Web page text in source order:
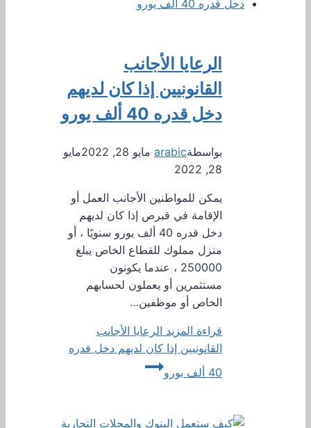
الرعايا الأجانب
القانونيين إذا كان لديهم
دخل قدره 40 ألف يورو
بواسطةarabic مايو 28, 2022
مايو
28, 2022
يمكن للمواطنين الأجانب العمل أو
الإقامة في قبرص إذا كان لديهم
دخل قدره 40 ألف يورو سنويًا ، أو
منزل مملوك للقطاع الخاص يبلغ
250000 ، عندما يكونون
مستثمرين أو يعملون لحسابهم
الخاص أو موظفين…
قراءة المزيد الرعايا الأجانب
القانونيين إذا كان لديهم دخل قدره
40 ألف يورو